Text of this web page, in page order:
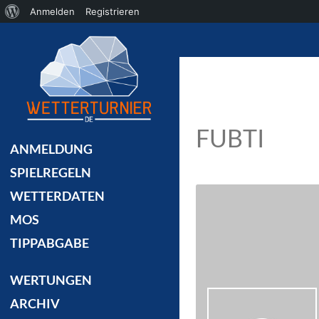
FUBTI
ANMELDUNG
SPIELREGELN
WETTERDATEN
MOS
TIPPABGABE
WERTUNGEN
ARCHIV
Über
Anmelden Registrieren